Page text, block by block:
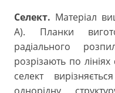
Селект. Матеріал
А). Планки
радіального
розрізають по
селект